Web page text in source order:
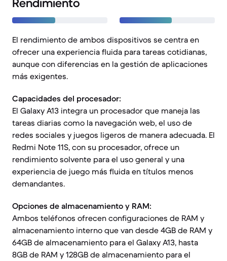
Rendimiento
El rendimiento de ambos dispositivos se centra en
ofrecer una experiencia fluida para tareas cotidianas,
aunque con diferencias en la gestión de aplicaciones
más exigentes.
Capacidades del procesador:
El Galaxy A13 integra un procesador que maneja las
tareas diarias como la navegación web, el uso de
redes sociales y juegos ligeros de manera adecuada. El
Redmi Note 11S, con su procesador, ofrece un
rendimiento solvente para el uso general y una
experiencia de juego más fluida en títulos menos
demandantes.
Opciones de almacenamiento y RAM:
Ambos teléfonos ofrecen configuraciones de RAM y
almacenamiento interno que van desde 4GB de RAM y
64GB de almacenamiento para el Galaxy A13, hasta
8GB de RAM y 128GB de almacenamiento para el